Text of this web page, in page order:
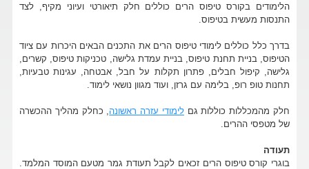
הלימודים בקורס טיפוס הרים כוללים חלק תיאורטי ועיוני מקיף, לצד
התנסות מעשית בטיפוס.
בדרך כלל כוללים לימודי טיפוס הרים את התכנים הבאים היכרות עם ציוד
הטיפוס, בניית תחנת טיפוס, בניית עמדת גלישה, טכניקות טיפוס, קשרים,
גלישה, קיפול חבלים, פתרון תקלות על חבל, אבטחה, עגינות טבעיות,
תחנות טופ רופ, בלימה עם גרזן, ועוד מגוון נושאי לימוד.
חלק מהמכללות כוללות גםלימודי עזרה ראשונה , כחלק מהליך ההכשרה
של מטפסי ההרים.
תעודה
בוגרי קורס טיפוס הרים זכאים לקבל תעודת גמר מטעם המוסד המלמד.